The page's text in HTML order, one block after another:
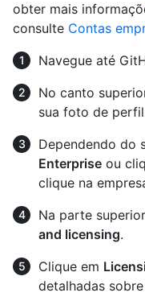
obter mais
consulte Contas
Navegue até
No canto
sua foto de
Dependendo do
Enterprise ou
clique na
Na parte
and licensing.
Clique em
detalhadas